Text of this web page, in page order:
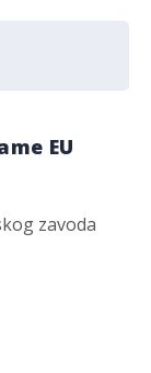
EU
zavoda